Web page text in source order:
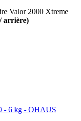
Valor 2000 Xtreme
arrière)
- 6 kg - OHAUS